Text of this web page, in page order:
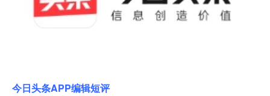
今日头条APP编辑短评